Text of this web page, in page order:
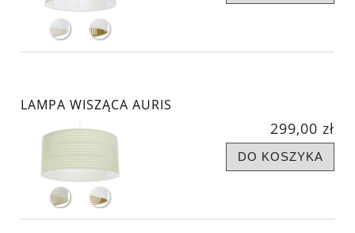
LAMPA WISZĄCA AURIS
299,00 zł
DO KOSZYKA